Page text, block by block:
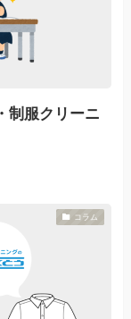
制服クリーニ
コラム